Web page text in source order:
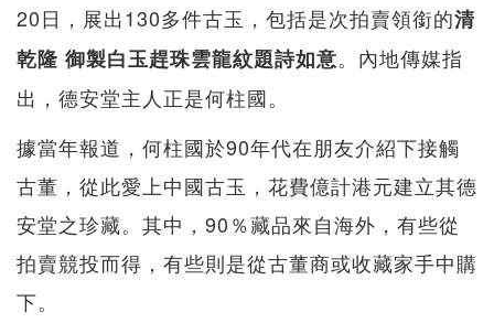
20日，展出130多件古玉，包括是次拍賣領銜的清
乾隆 御製白玉趕珠雲龍紋題詩如意。內地傳媒指
出，德安堂主人正是何柱國。
據當年報道，何柱國於90年代在朋友介紹下接觸
古董，從此愛上中國古玉，花費億計港元建立其德
安堂之珍藏。其中，90％藏品來自海外，有些從
拍賣競投而得，有些則是從古董商或收藏家手中購
下。